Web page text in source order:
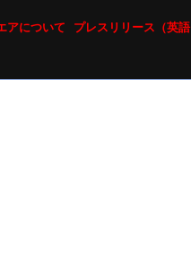
アについて プレスリリース（英語